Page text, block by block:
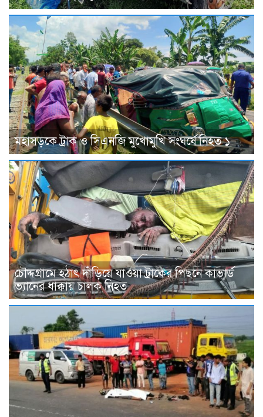
মহাসড়কে ট্রাক ও সিএনজি মুখোমুখি সংঘর্ষে নিহত ১
চৌদ্দগ্রামে হঠাৎ দাঁড়িয়ে যাওয়া ট্রাকের পিছনে কাভার্ড
ভ্যানের ধাক্কায় চালক নিহত